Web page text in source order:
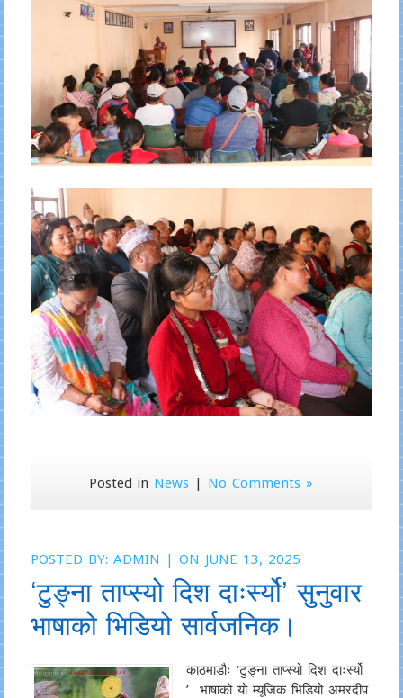
Posted in News | No Comments »
POSTED BY: ADMIN | ON JUNE 13, 2025
‘टुङ्ना ताप्स्यो दिश दाःर्स्यो’ सुनुवार
भाषाको भिडियो सार्वजनिक।
काठमाडौः ‘टुङ्ना ताप्स्यो दिश दाःर्स्यो
’ भाषाको यो म्यूजिक भिडियो अमरदीप